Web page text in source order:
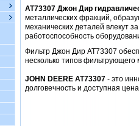
AT73307 Джон Дир
металлических фракций,
механических деталей влекут
работоспособность
Фильтр Джон Дир AT73307
несколько типов фильтрующего
JOHN DEERE AT73307- это
долговечность и доступная